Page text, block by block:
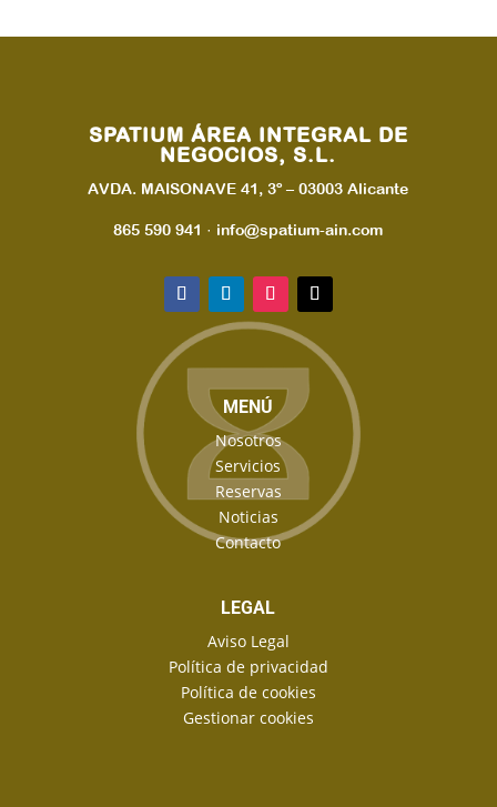
SPATIUM ÁREA INTEGRAL DE
NEGOCIOS, S.L.
AVDA. MAISONAVE 41, 3º – 03003 Alicante
865 590 941 · info@spatium-ain.com
MENÚ
Nosotros
Servicios
Reservas
Noticias
Contacto
LEGAL
Aviso Legal
Política de privacidad
Política de cookies
Gestionar cookies